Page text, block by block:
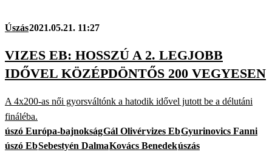
Úszás2021.05.21. 11:27
VIZES EB: HOSSZÚ A 2. LEGJOBB
IDŐVEL KÖZÉPDÖNTŐS 200 VEGYESEN
A 4x200-as női gyorsváltónk a hatodik idővel jutott be a délutáni
fináléba.
úszó Európa-bajnokságGál Olivérvizes EbGyurinovics Fanni
úszó EbSebestyén DalmaKovács Benedekúszás